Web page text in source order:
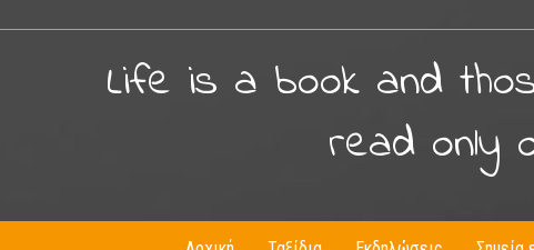
Life is a book and
read only